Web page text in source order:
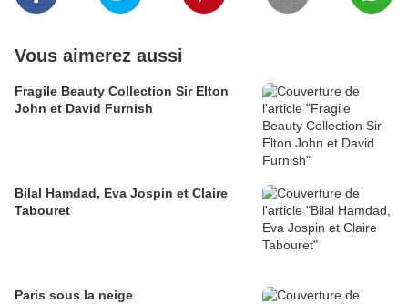
Vous aimerez aussi
Fragile Beauty Collection Sir Elton
John et David Furnish
Bilal Hamdad, Eva Jospin et Claire
Tabouret
Paris sous la neige